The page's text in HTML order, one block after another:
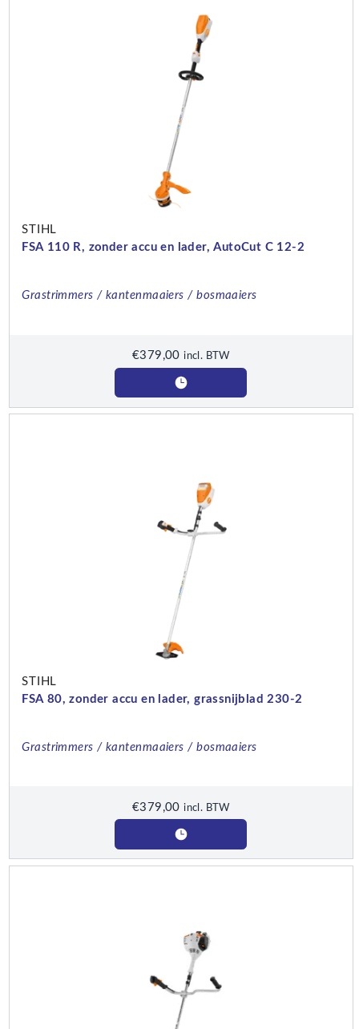
STIHL
FSA 110 R, zonder accu en lader, AutoCut C 12-2
Grastrimmers / kantenmaaiers / bosmaaiers
€379,00 incl. BTW
STIHL
FSA 80, zonder accu en lader, grassnijblad 230-2
Grastrimmers / kantenmaaiers / bosmaaiers
€379,00 incl. BTW